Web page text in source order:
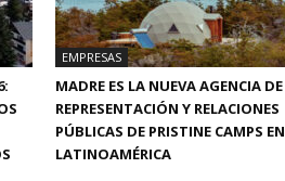
EMPRESAS
MADRE ES LA NUEVA AGENCIA DE
REPRESENTACIÓN Y RELACIONES
PÚBLICAS DE PRISTINE CAMPS EN
LATINOAMÉRICA